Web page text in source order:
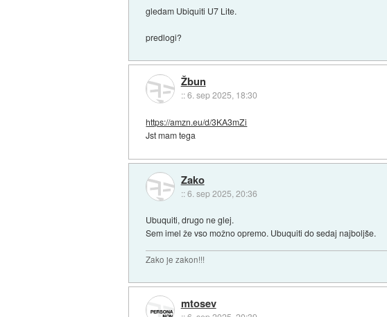
gledam Ubiquiti U7 Lite.
predlogi?
Žbun
::6. sep 2025, 18:30
https://amzn.eu/d/3KA3mZi
Jst mam tega
Zako
::6. sep 2025, 20:36
Ubuquiti, drugo ne glej.
Sem imel že vso možno opremo. Ubuquiti do sedaj najboljše.
Zako je zakon!!!
mtosev